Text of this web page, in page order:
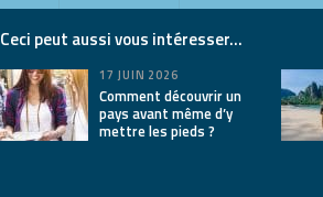
Ceci peut aussi vous intéresser...
17 JUIN 2026
Comment découvrir un
pays avant même d’y
mettre les pieds ?